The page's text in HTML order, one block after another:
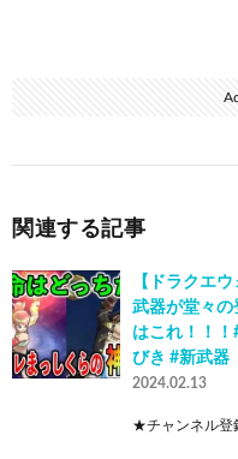
関連する記事
【ドラクエ
武器が堂々の
はこれ！！！
びき #新武器
2024.02.13
★チャンネル登